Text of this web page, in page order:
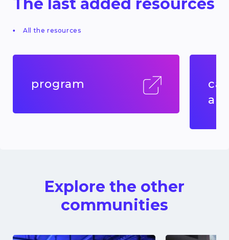
The last added resources
All the resources
program
Explore the other
communities